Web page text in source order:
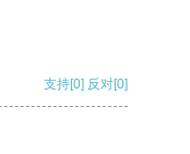
支持[0] 反对[0]